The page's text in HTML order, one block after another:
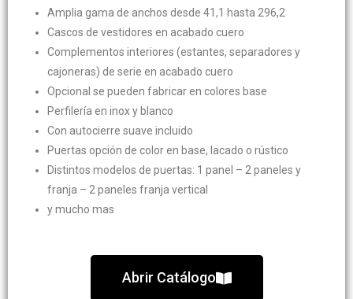
Amplia gama de anchos desde 41,1 hasta 296,2
Cascos de vestidores en acabado cuero
Complementos interiores (estantes, separadores y
cajoneras) de serie en acabado cuero
Opcional se pueden fabricar en colores base
Perfilería en inox y blanco
Con autocierre suave incluido
Puertas opción de color en base, lacado o rústico
Distintos modelos de puertas: 1 panel – 2 paneles y
franja – 2 paneles franja vertical
y mucho mas
Abrir Catálogo